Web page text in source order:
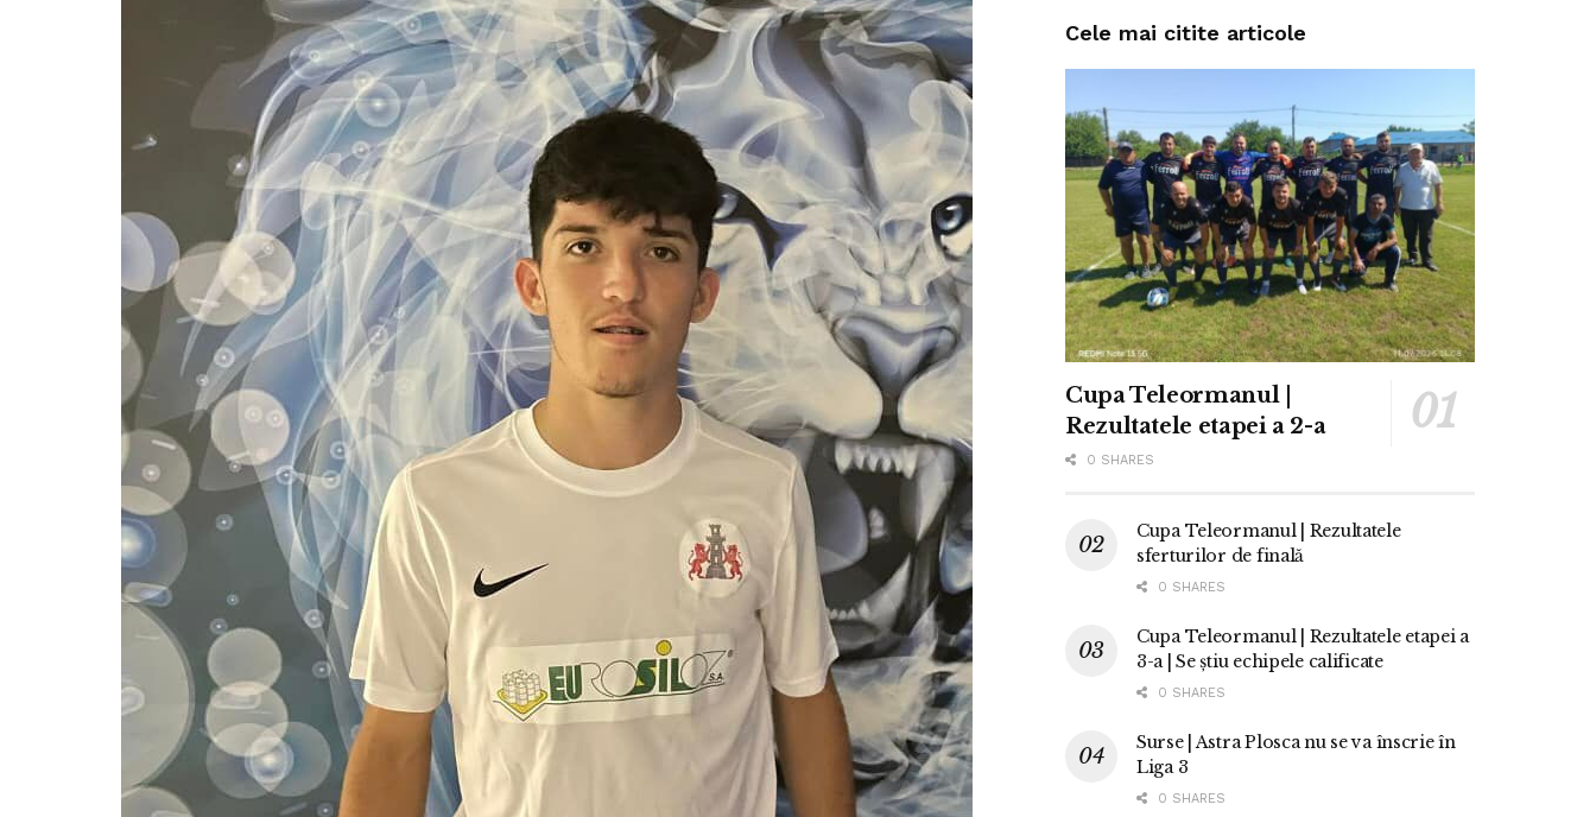
Cele mai citite articole
Cupa Teleormanul |
Rezultatele etapei a 2-a
0 SHARES
Cupa Teleormanul | Rezultatele
sferturilor de finală
0 SHARES
Cupa Teleormanul | Rezultatele etapei a
3-a | Se știu echipele calificate
0 SHARES
Surse | Astra Plosca nu se va înscrie în
Liga 3
0 SHARES